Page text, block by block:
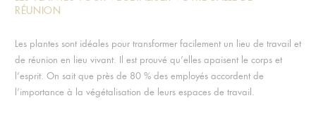
RÉUNION
Les plantes sont idéales pour transformer facilement un lieu de travail et
de réunion en lieu vivant. Il est prouvé qu’elles apaisent le corps et
l’esprit. On sait que près de 80 % des employés accordent de
l’importance à la végétalisation de leurs espaces de travail.